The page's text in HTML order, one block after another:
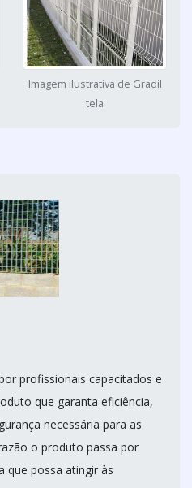
Imagem ilustrativa de Gradil
tela
profissionais capacitados e
que garanta eficiência,
necessária para as
o produto passa por
que possa atingir às